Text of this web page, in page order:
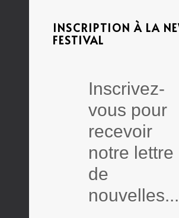
INSCRIPTION À LA
FESTIVAL
Inscrivez-
vous pour
recevoir
notre lettre
de
nouvelles...